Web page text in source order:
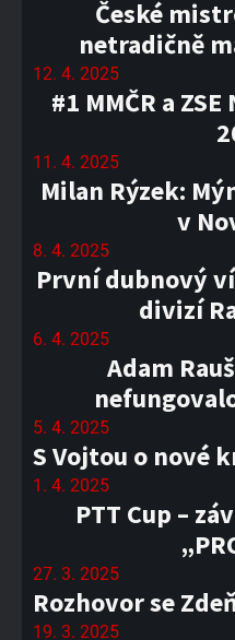
České
netradičně
12. 4. 2025
#1 MMČR a
11. 4. 2025
Milan Rýzek:
v
8. 4. 2025
První dubnový
divizí
6. 4. 2025
Adam
5. 4. 2025
S Vojtou o nové
1. 4. 2025
PTT Cup –
27. 3. 2025
Rozhovor se
19. 3. 2025